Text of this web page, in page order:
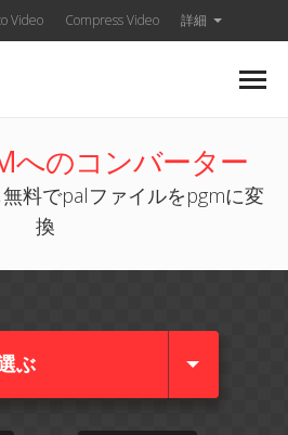
Video Compress Video 詳細
へのコンバーター
料でpalファイルをpgmに変
換
ぶ